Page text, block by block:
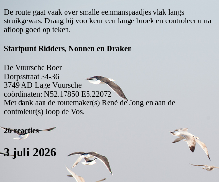
De route gaat vaak over smalle eenmanspaadjes vlak langs
struikgewas. Draag bij voorkeur een lange broek en controleer u na
afloop goed op teken.
Startpunt Ridders, Nonnen en Draken
De Vuursche Boer
Dorpsstraat 34-36
3749 AD Lage Vuursche
coördinaten: N52.17850 E5.22072
Met dank aan de routemaker(s) René de Jong en aan de
controleur(s) Joop de Vos.
26 reacties
3 juli 2026